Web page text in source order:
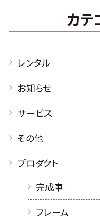
カテ
レンタル
お知らせ
サービス
その他
プロダクト
完成車
フレーム